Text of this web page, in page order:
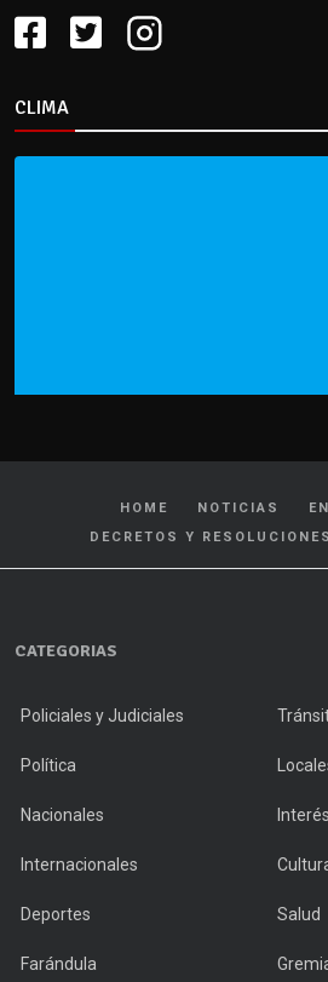
CLIMA
HOME NOTICIAS
DECRETOS Y RESOLUCIONES
CATEGORIAS
Policiales y Judiciales
Política
Nacionales
Internacionales
Deportes Salud
Farándula